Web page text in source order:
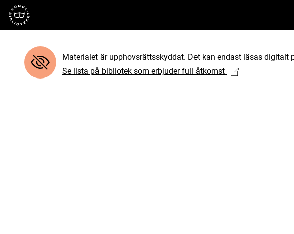
Till startsidan
Materialet är upphovsrättsskyddat. Det kan endast läsas
Se lista på bibliotek som erbjuder full åtkomst